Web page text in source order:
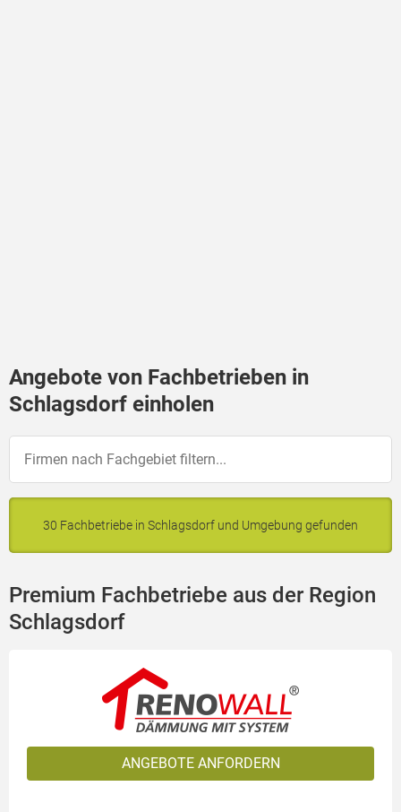
Angebote von Fachbetrieben in
Schlagsdorf einholen
30 Fachbetriebe in Schlagsdorf und Umgebung gefunden
Premium Fachbetriebe aus der Region
Schlagsdorf
ANGEBOTE ANFORDERN